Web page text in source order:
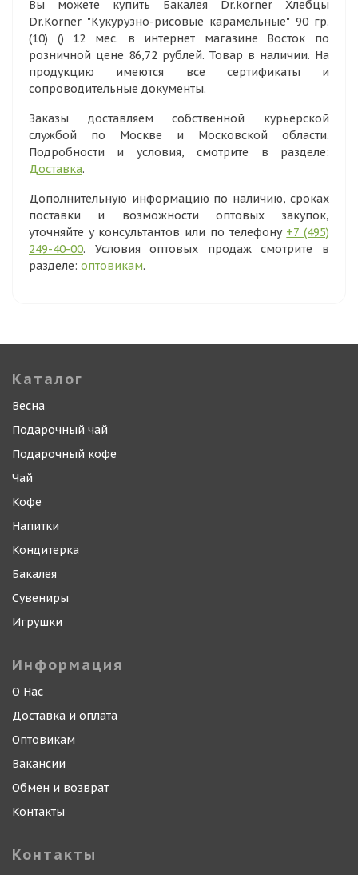
Вы можете купить Бакалея Dr.korner Хлебцы
Dr.Korner "Кукурузно-рисовые карамельные" 90 гр.
(10) () 12 мес. в интернет магазине Восток по
розничной цене 86,72 рублей. Товар в наличии. На
продукцию имеются все сертификаты и
сопроводительные документы.
Заказы доставляем собственной курьерской
службой по Москве и Московской области.
Подробности и условия, смотрите в разделе:
Доставка.
Дополнительную информацию по наличию, сроках
поставки и возможности оптовых закупок,
уточняйте у консультантов или по телефону +7 (495)
249-40-00. Условия оптовых продаж смотрите в
разделе: оптовикам.
Каталог
Весна
Подарочный чай
Подарочный кофе
Чай
Кофе
Напитки
Кондитерка
Бакалея
Сувениры
Игрушки
Информация
О Нас
Доставка и оплата
Оптовикам
Вакансии
Обмен и возврат
Контакты
Контакты